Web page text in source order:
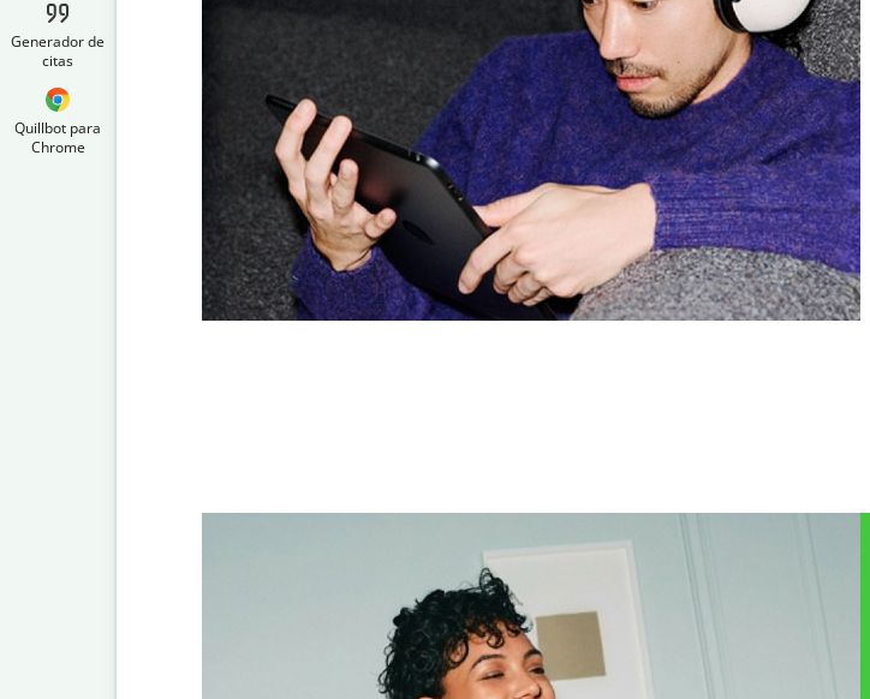
Generador de
citas
Quillbot para
Chrome